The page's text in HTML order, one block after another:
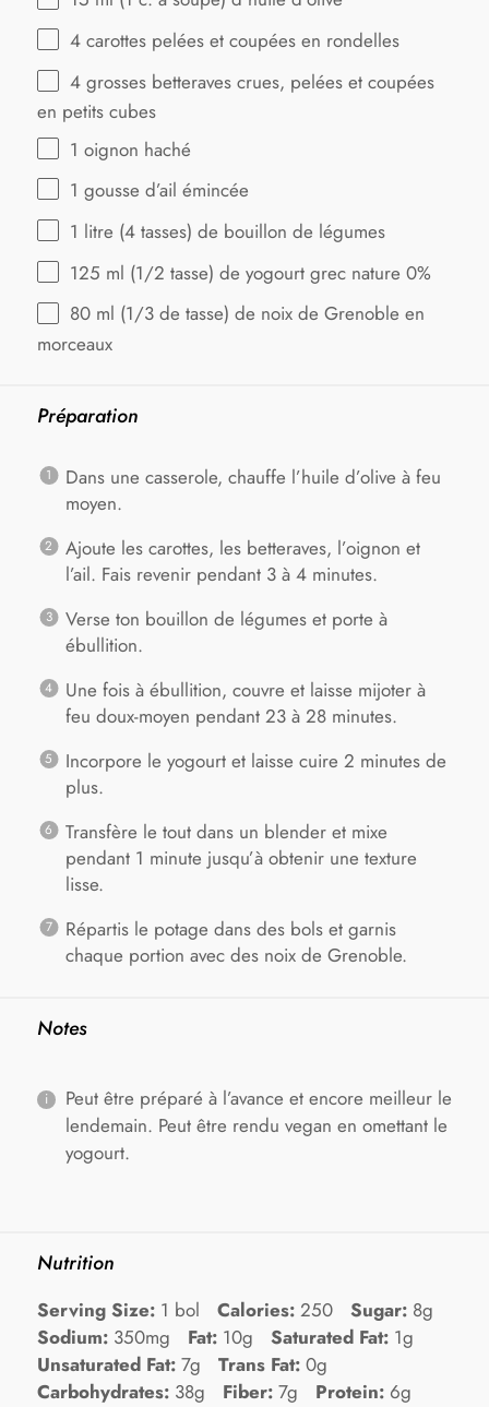
4 carottes pelées et coupées en rondelles
4 grosses betteraves crues, pelées et coupées
en petits cubes
1 oignon haché
1 gousse d’ail émincée
1 litre (4 tasses) de bouillon de légumes
125 ml (1/2 tasse) de yogourt grec nature 0%
80 ml (1/3 de tasse) de noix de Grenoble en
morceaux
Préparation
Dans une casserole, chauffe l’huile d’olive à feu
moyen.
Ajoute les carottes, les betteraves, l’oignon et
l’ail. Fais revenir pendant 3 à 4 minutes.
Verse ton bouillon de légumes et porte à
ébullition.
Une fois à ébullition, couvre et laisse mijoter à
feu doux-moyen pendant 23 à 28 minutes.
Incorpore le yogourt et laisse cuire 2 minutes de
plus.
Transfère le tout dans un blender et mixe
pendant 1 minute jusqu’à obtenir une texture
lisse.
Répartis le potage dans des bols et garnis
chaque portion avec des noix de Grenoble.
Notes
Peut être préparé à l’avance et encore meilleur le
lendemain. Peut être rendu vegan en omettant le
yogourt.
Nutrition
Serving Size: 1 bol Calories: 250 Sugar: 8g
Sodium: 350mg Fat: 10g Saturated Fat: 1g
Unsaturated Fat: 7g Trans Fat: 0g
Carbohydrates: 38g Fiber: 7g Protein: 6g